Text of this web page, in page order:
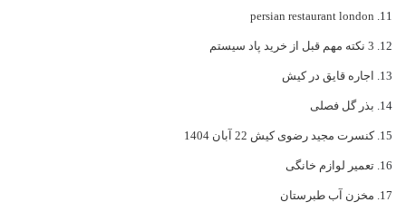
persian restaurant london
3 نکته مهم قبل از خرید پاد سیستم
اجاره قایق در کیش
بذر گل فصلی
کنسرت مجید رضوی کیش 22 آبان 1404
تعمیر لوازم خانگی
مخزن آب طبرستان